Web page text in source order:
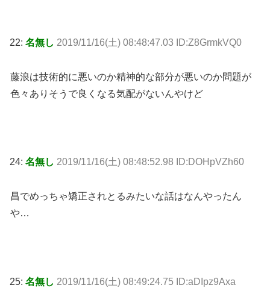
22: 名無し 2019/11/16(土) 08:48:47.03 ID:Z8GrmkVQ0
藤浪は技術的に悪いのか精神的な部分が悪いのか問題が
色々ありそうで良くなる気配がないんやけど
24: 名無し 2019/11/16(土) 08:48:52.98 ID:DOHpVZh60
昌でめっちゃ矯正されとるみたいな話はなんやったん
や…
25: 名無し 2019/11/16(土) 08:49:24.75 ID:aDIpz9Axa